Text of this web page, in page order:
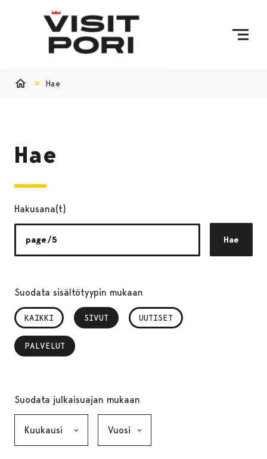
Hae
Hae
Hakusana(t)
Hae
Suodata sisältötyypin mukaan
KAIKKI SIVUT
, VALITTU UUTISET
PALVELUT
, VALITTU
Suodata julkaisuajan mukaan